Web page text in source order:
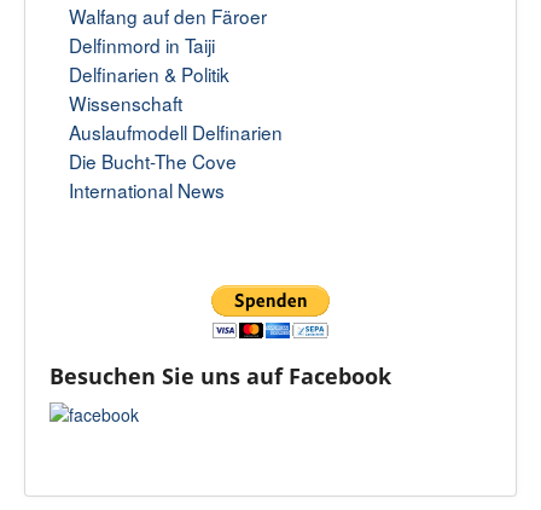
Walfang auf den Färoer
Delfinmord in Taiji
Delfinarien & Politik
Wissenschaft
Auslaufmodell Delfinarien
Die Bucht-The Cove
International News
Besuchen Sie uns auf Facebook